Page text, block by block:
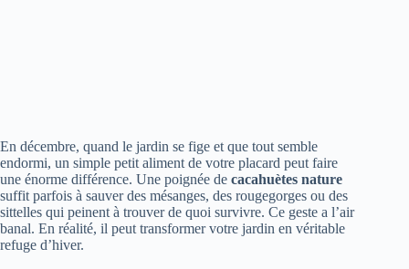
En décembre, quand le jardin se fige et que tout semble
endormi, un simple petit aliment de votre placard peut faire
une énorme différence. Une poignée de cacahuètes nature
suffit parfois à sauver des mésanges, des rougegorges ou des
sittelles qui peinent à trouver de quoi survivre. Ce geste a l’air
banal. En réalité, il peut transformer votre jardin en véritable
refuge d’hiver.